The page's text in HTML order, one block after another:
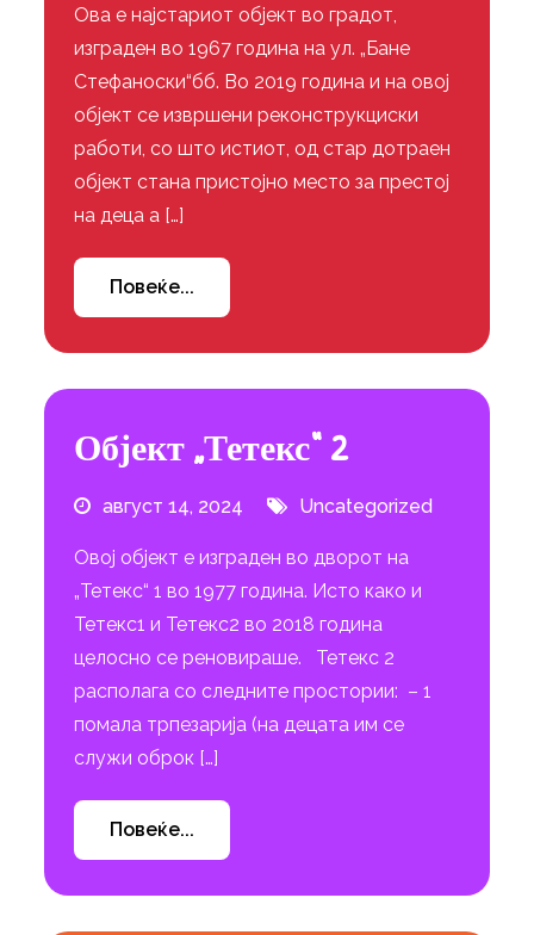
Ова е најстариот објект во градот,
изграден во 1967 година на ул. „Бане
Стефаноски“бб. Во 2019 година и на овој
објект се извршени реконструкциски
работи, со што истиот, од стар дотраен
објект стана пристојно место за престој
на деца а […]
Повеќе...
Објект „Тетекс“ 2
август 14, 2024 Uncategorized
Овој објект е изграден во дворот на
„Тетекс“ 1 во 1977 година. Исто како и
Тетекс1 и Тетекс2 во 2018 година
целосно се реновираше. Тетекс 2
располага со следните простории: – 1
помала трпезарија (на децата им се
служи оброк […]
Повеќе...